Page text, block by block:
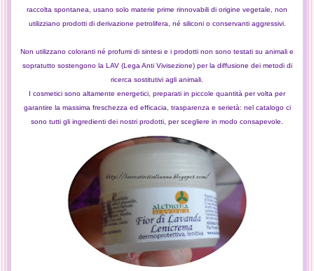
raccolta spontanea,
usano solo materie prime rinnovabili di origine vegetale, non
utilizziano prodotti di derivazione petrolifera, né siliconi o conservanti aggressivi.
Non utilizzano coloranti né profumi di sintesi e i prodotti non sono testati su animali e
sopratutto sostengono la LAV (Lega Anti Vivisezione) per la diffusione dei metodi di
ricerca sostitutivi agli animali.
I cosmetici sono altamente energetici, preparati in piccole quantità per volta per
garantire la massima freschezza ed efficacia, trasparenza e serietà: nel catalogo ci
sono tutti gli ingredienti dei nostri prodotti, per scegliere in modo consapevole.